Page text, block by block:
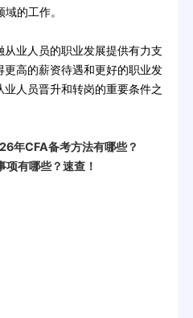
的工作。
业人员的职业发展提供有力支
高的薪资待遇和更好的职业发
人员晋升和转岗的重要条件之
CFA备考方法有哪些？
有哪些？速查！